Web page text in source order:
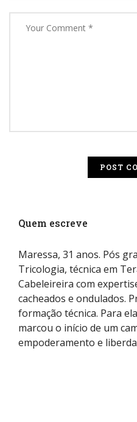
Quem escreve
Maressa, 31 anos. Pós
Tricologia, técnica em
Cabeleireira com
cacheados e ondulados.
formação técnica. Para
marcou o início de um
empoderamento e